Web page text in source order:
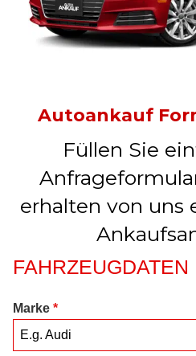
Autoankauf
Füllen Sie
erhalten von uns
FAHRZEUGDATEN
Marke *
E.g. Audi